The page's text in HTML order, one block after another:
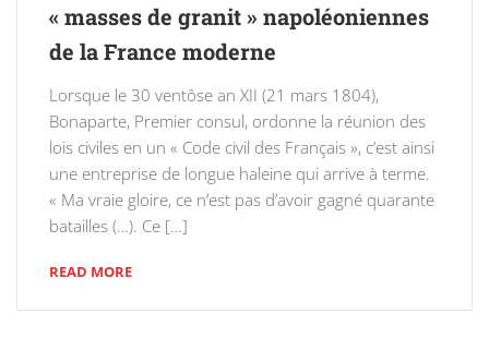
« masses de granit » napoléoniennes
de la France moderne
Lorsque le 30 ventôse an XII (21 mars 1804),
Bonaparte, Premier consul, ordonne la réunion des
lois civiles en un « Code civil des Français », c’est ainsi
une entreprise de longue haleine qui arrive à terme.
« Ma vraie gloire, ce n’est pas d’avoir gagné quarante
batailles (…). Ce […]
READ MORE